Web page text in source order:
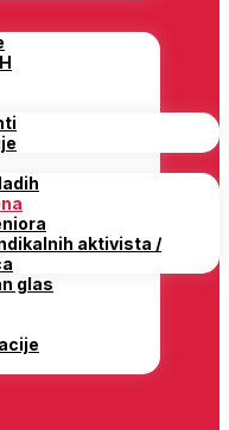
aktivista /
glas